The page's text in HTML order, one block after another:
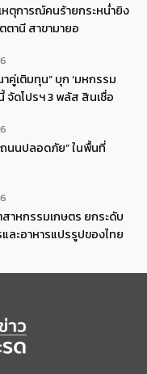
ตุการณ์คนร้ายกระหน่ำยิง
านี สาขามายอ
คู่เติมทุน” บุก ‘มหกรรม
จัดโปรฯ 3 พลัส สินเชื่อ
นนปลอดภัย” ในพื้นที่
าหกรรมเกษตร ยกระดับ
ะอาหารแปรรูปของไทย